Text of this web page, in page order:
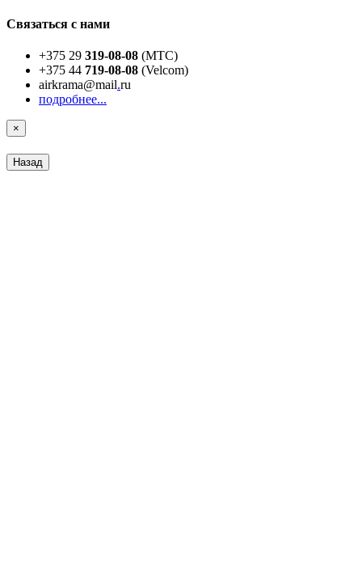
Связаться с нами
+375 29 319-08-08 (МТС)
+375 44 719-08-08 (Velcom)
airkrama@mail.ru
подробнее...
×
Назад